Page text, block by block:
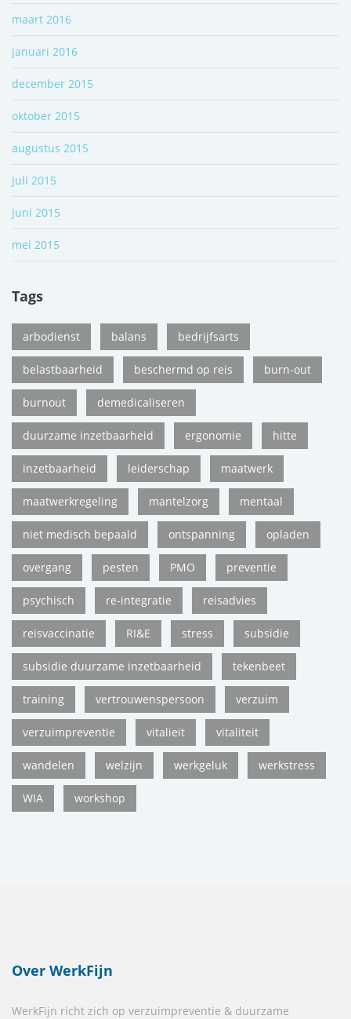
maart 2016
januari 2016
december 2015
oktober 2015
augustus 2015
juli 2015
juni 2015
mei 2015
Tags
arbodienst balans bedrijfsarts
belastbaarheid beschermd op reis burn-out
burnout demedicaliseren
duurzame inzetbaarheid ergonomie hitte
inzetbaarheid leiderschap maatwerk
maatwerkregeling mantelzorg mentaal
niet medisch bepaald ontspanning opladen
overgang pesten PMO preventie
psychisch re-integratie reisadvies
reisvaccinatie RI&E stress subsidie
subsidie duurzame inzetbaarheid tekenbeet
training vertrouwenspersoon verzuim
verzuimpreventie vitalieit vitaliteit
wandelen welzijn werkgeluk werkstress
WIA workshop
Over WerkFijn
WerkFijn richt zich op verzuimpreventie & duurzame